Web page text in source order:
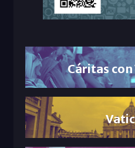
Cáritas